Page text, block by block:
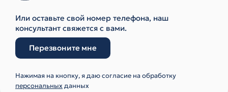
Или оставьте свой номер телефона, наш
консультант свяжется с вами.
Перезвоните мне
Нажимая на кнопку, я даю согласие на обработку
персональныхданных